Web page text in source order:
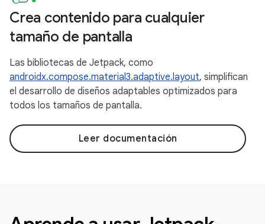
Crea contenido para cualquier
tamaño de pantalla
Las bibliotecas de Jetpack, como
androidx.compose.material3.adaptive.layout, simplifican
el desarrollo de diseños adaptables optimizados para
todos los tamaños de pantalla.
Leer documentación